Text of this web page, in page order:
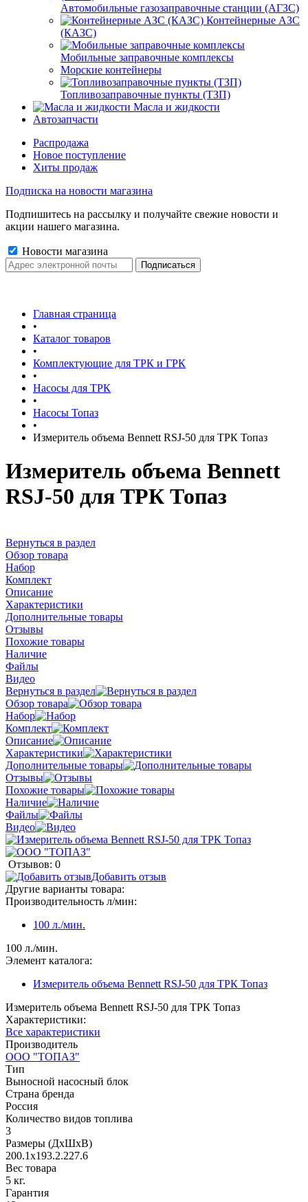
Автомобильные газозаправочные станции (АГЗС)
Контейнерные АЗС
(КАЗС)
Мобильные заправочные комплексы
Морские контейнеры
Топливозаправочные пункты (ТЗП)
Масла и жидкости
Автозапчасти
Распродажа
Новое поступление
Хиты продаж
Подписка на новости магазина
Подпишитесь на рассылку и получайте свежие новости и
акции нашего магазина.
Новости магазина
Главная страница
•
Каталог товаров
•
Комплектующие для ТРК и ГРК
•
Насосы для ТРК
•
Насосы Топаз
•
Измеритель объема Bennett RSJ-50 для ТРК Топаз
Измеритель объема Bennett
RSJ-50 для ТРК Топаз
Вернуться в раздел
Обзор товара
Набор
Комплект
Описание
Характеристики
Дополнительные товары
Отзывы
Похожие товары
Наличие
Файлы
Видео
Вернуться в раздел
Обзор товара
Набор
Комплект
Описание
Характеристики
Дополнительные товары
Отзывы
Похожие товары
Наличие
Файлы
Видео
Отзывов: 0
Добавить отзыв
Другие варианты товара:
Производительность л/мин:
100 л./мин.
100 л./мин.
Элемент каталога:
Измеритель объема Bennett RSJ-50 для ТРК Топаз
Измеритель объема Bennett RSJ-50 для ТРК Топаз
Характеристики:
Все характеристики
Производитель
ООО "ТОПАЗ"
Тип
Выносной насосный блок
Страна бренда
Россия
Количество видов топлива
3
Размеры (ДxШxВ)
200.1x193.2.227.6
Вес товара
5 кг.
Гарантия